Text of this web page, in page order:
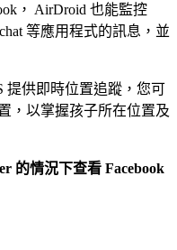
， AirDroid 也能監控
等應用程式的訊息，並
提供即時位置追蹤，您可
，以掌握孩子所在位置及
的情況下查看 Facebook